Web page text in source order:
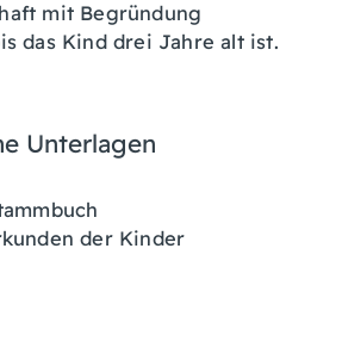
mit Begründung
das Kind drei Jahre alt ist.
Unterlagen
der Kinder